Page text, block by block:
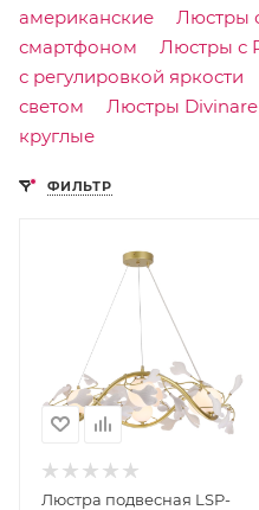
американские
Люстры
смартфоном
Люстры с
с регулировкой яркости
светом
Люстры Divinare
круглые
ФИЛЬТР
Люстра подвесная LSP-